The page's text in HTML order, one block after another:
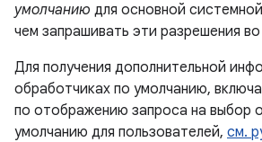
умолчанию для основной
чем запрашивать эти разрешения
Для получения дополнительной
обработчиках по умолчанию,
по отображению запроса на выбор
умолчанию для пользователей, см.